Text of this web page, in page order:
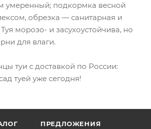
умеренный; подкормка весной
обрезка — санитарная и
морозо- и засухоустойчива, но
для влаги.
туи с доставкой по России:
туей уже сегодня!
ПРЕДЛОЖЕНИЯ